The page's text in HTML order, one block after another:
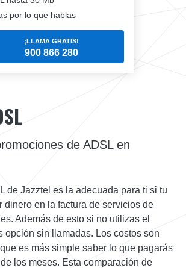
por lo que hablas
¡LLAMA GRATIS!
900 866 280
de ADSL en
de Jazztel es la adecuada para ti si tu
dinero en la factura de servicios de
Además de esto si no utilizas el
opción sin llamadas. Los costos son
es más simple saber lo que pagarás
los meses. Esta comparación de